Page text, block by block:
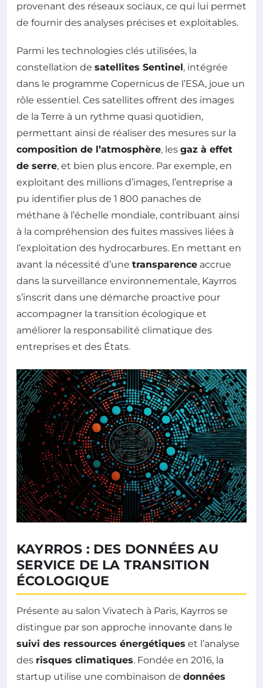
provenant des réseaux sociaux, ce qui lui permet
de fournir des analyses précises et exploitables.
Parmi les technologies clés utilisées, la
constellation de satellites Sentinel, intégrée
dans le programme Copernicus de l’ESA, joue un
rôle essentiel. Ces satellites offrent des images
de la Terre à un rythme quasi quotidien,
permettant ainsi de réaliser des mesures sur la
composition de l’atmosphère, les gaz à effet
de serre, et bien plus encore. Par exemple, en
exploitant des millions d’images, l’entreprise a
pu identifier plus de 1 800 panaches de
méthane à l’échelle mondiale, contribuant ainsi
à la compréhension des fuites massives liées à
l’exploitation des hydrocarbures. En mettant en
avant la nécessité d’une transparence accrue
dans la surveillance environnementale, Kayrros
s’inscrit dans une démarche proactive pour
accompagner la transition écologique et
améliorer la responsabilité climatique des
entreprises et des États.
KAYRROS : DES DONNÉES AU
SERVICE DE LA TRANSITION
ÉCOLOGIQUE
Présente au salon Vivatech à Paris, Kayrros se
distingue par son approche innovante dans le
suivi des ressources énergétiques et l’analyse
des risques climatiques. Fondée en 2016, la
startup utilise une combinaison de données